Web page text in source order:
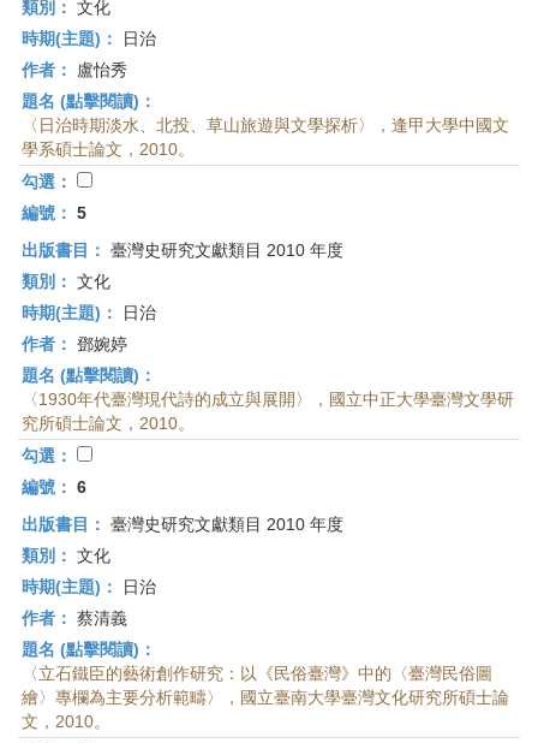
類別： 文化
時期(主題)：
日治
作者：
盧怡秀
題名 (點擊閱讀)：
〈日治時期淡水、北投、草山旅遊與文學探析〉，逢甲大學中國文
學系碩士論文，2010。
勾選：
編號： 5
出版書目： 臺灣史研究文獻類目 2010 年度
類別： 文化
時期(主題)：
日治
作者： 鄧婉婷
題名 (點擊閱讀)：
〈1930年代臺灣現代詩的成立與展開〉，國立中正大學臺灣文學研
究所碩士論文，2010。
勾選：
編號： 6
出版書目： 臺灣史研究文獻類目 2010 年度
類別： 文化
時期(主題)：
日治
作者： 蔡清義
題名 (點擊閱讀)：
〈立石鐵臣的藝術創作研究：以《民俗臺灣》中的〈臺灣民俗圖
繪〉專欄為主要分析範疇〉，國立臺南大學臺灣文化研究所碩士論
文，2010。